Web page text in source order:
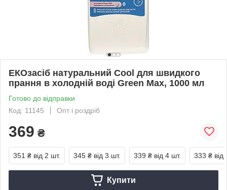
ЕКОзасіб натуральний Сool для швидкого
прання в холодній воді Green Max, 1000 мл
Готово до відправки
Код: 11145
Опт і роздріб
369 ₴
351 ₴ від 2 шт. 345 ₴ від 3 шт. 339 ₴ від 4 шт. 333 ₴ від
Купити